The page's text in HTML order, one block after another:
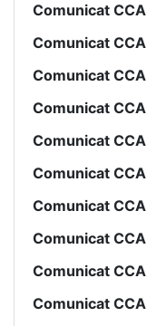
Comunicat CCA
Comunicat CCA
Comunicat CCA
Comunicat CCA
Comunicat CCA
Comunicat CCA
Comunicat CCA
Comunicat CCA
Comunicat CCA
Comunicat CCA